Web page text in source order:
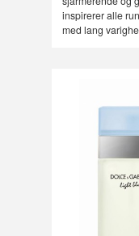
inspirerer alle
med lang